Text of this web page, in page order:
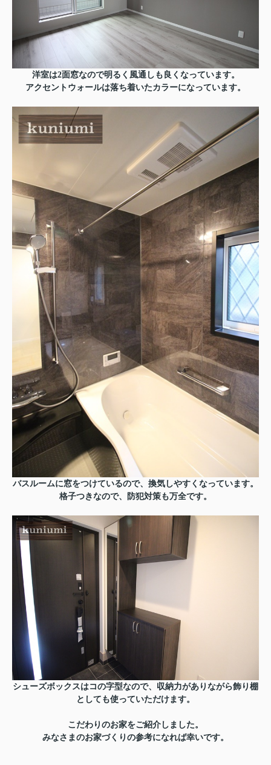
洋室は2面窓なので明るく風通しも良くなっています。
アクセントウォールは落ち着いたカラーになっています。
バスルームに窓をつけているので、換気しやすくなっています。
格子つきなので、防犯対策も万全です。
シューズボックスはコの字型なので、収納力がありながら飾り棚
としても使っていただけます。
こだわりのお家をご紹介しました。
みなさまのお家づくりの参考になれば幸いです。